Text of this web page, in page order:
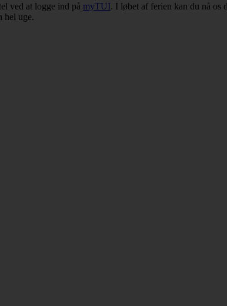
ved at logge ind på myTUI. I løbet af ferien kan du nå os
hel uge.